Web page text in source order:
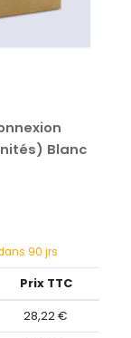
Blanc
90 jrs
Prix TTC
28,22 €